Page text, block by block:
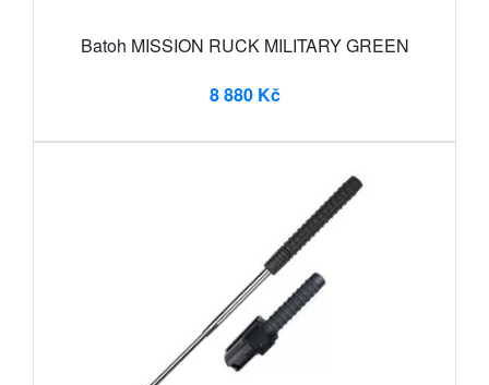
Batoh MISSION RUCK MILITARY GREEN
8 880 Kč